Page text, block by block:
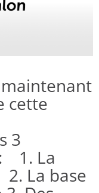
cette
3
1. La
La base